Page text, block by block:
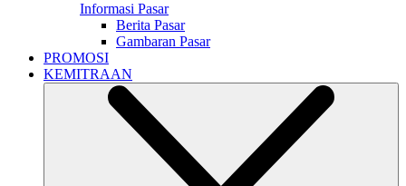
Informasi Pasar
Berita Pasar
Gambaran Pasar
PROMOSI
KEMITRAAN